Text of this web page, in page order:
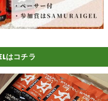
はコチラ